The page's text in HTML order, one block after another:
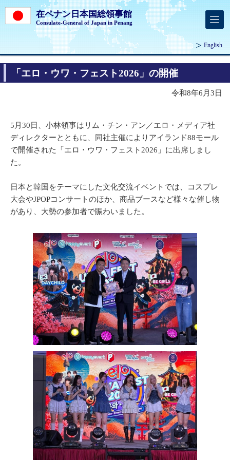
在ペナン日本国総領事館
Consulate-General of Japan in Penang
English
「エロ・ウワ・フェスト2026」の開催
令和8年6月3日
5月30日、小林領事はリム・チン・アン／エロ・メディア社
ディレクターとともに、同社主催によりアイランド88モール
で開催された「エロ・ウワ・フェスト2026」に出席しまし
た。
日本と韓国をテーマにした文化交流イベントでは、コスプレ
大会やJPOPコンサートのほか、商品ブースなど様々な催し物
があり、大勢の参加者で賑わいました。